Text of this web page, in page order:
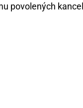
povolených